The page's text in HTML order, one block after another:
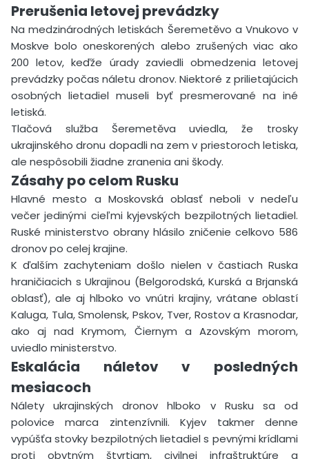
Prerušenia letovej prevádzky
Na medzinárodných letiskách Šeremetěvo a Vnukovo v
Moskve bolo oneskorených alebo zrušených viac ako
200 letov, keďže úrady zaviedli obmedzenia letovej
prevádzky počas náletu dronov. Niektoré z prilietajúcich
osobných lietadiel museli byť presmerované na iné
letiská.
Tlačová služba Šeremetěva uviedla, že trosky
ukrajinského dronu dopadli na zem v priestoroch letiska,
ale nespôsobili žiadne zranenia ani škody.
Zásahy po celom Rusku
Hlavné mesto a Moskovská oblasť neboli v nedeľu
večer jedinými cieľmi kyjevských bezpilotných lietadiel.
Ruské ministerstvo obrany hlásilo zničenie celkovo 586
dronov po celej krajine.
K ďalším zachyteniam došlo nielen v častiach Ruska
hraničiacich s Ukrajinou (Belgorodská, Kurská a Brjanská
oblasť), ale aj hlboko vo vnútri krajiny, vrátane oblastí
Kaluga, Tula, Smolensk, Pskov, Tver, Rostov a Krasnodar,
ako aj nad Krymom, Čiernym a Azovským morom,
uviedlo ministerstvo.
Eskalácia náletov v posledných
mesiacoch
Nálety ukrajinských dronov hlboko v Rusku sa od
polovice marca zintenzívnili. Kyjev takmer denne
vypúšťa stovky bezpilotných lietadiel s pevnými krídlami
proti obytným štvrtiam, civilnej infraštruktúre a